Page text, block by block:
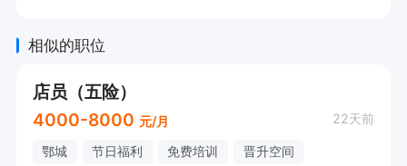
相似的职位
店员（五险）
4000-8000 元/月 22天前
鄂城 节日福利 免费培训 晋升空间